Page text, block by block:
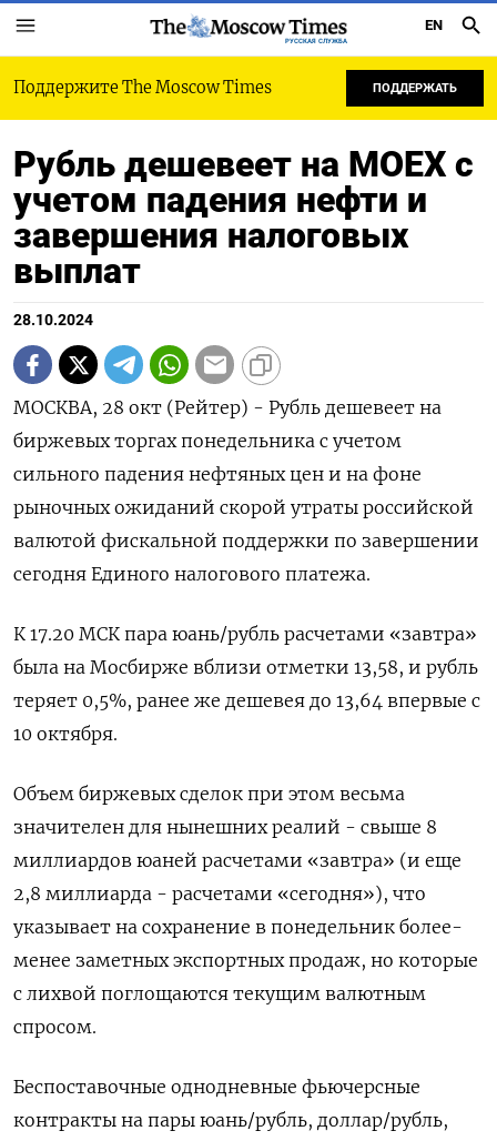
РУССКАЯ СЛУЖБА
EN
Поддержите The Moscow Times ПОДДЕРЖАТЬ
Рубль дешевеет на MOEX с
учетом падения нефти и
завершения налоговых
выплат
28.10.2024
МОСКВА, 28 окт (Рейтер) - Рубль дешевеет на
биржевых торгах понедельника с учетом
сильного падения нефтяных цен и на фоне
рыночных ожиданий скорой утраты российской
валютой фискальной поддержки по завершении
сегодня Единого налогового платежа.
К 17.20 МСК пара юань/рубль расчетами «завтра»
была на Мосбирже вблизи отметки 13,58, и рубль
теряет 0,5%, ранее же дешевея до 13,64 впервые с
10 октября.
Объем биржевых сделок при этом весьма
значителен для нынешних реалий - свыше 8
миллиардов юаней расчетами «завтра» (и еще
2,8 миллиарда - расчетами «сегодня»), что
указывает на сохранение в понедельник более-
менее заметных экспортных продаж, но которые
с лихвой поглощаются текущим валютным
спросом.
Беспоставочные однодневные фьючерсные
контракты на пары юань/рубль, доллар/рубль,